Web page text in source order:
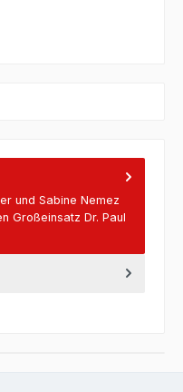
und Sabine Nemez
Großeinsatz Dr. Paul